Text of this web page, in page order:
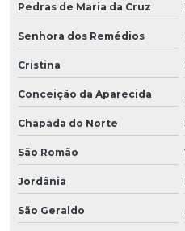
Pedras de Maria da Cruz
Senhora dos Remédios
Cristina
Conceição da Aparecida
Chapada do Norte
São Romão
Jordânia
São Geraldo